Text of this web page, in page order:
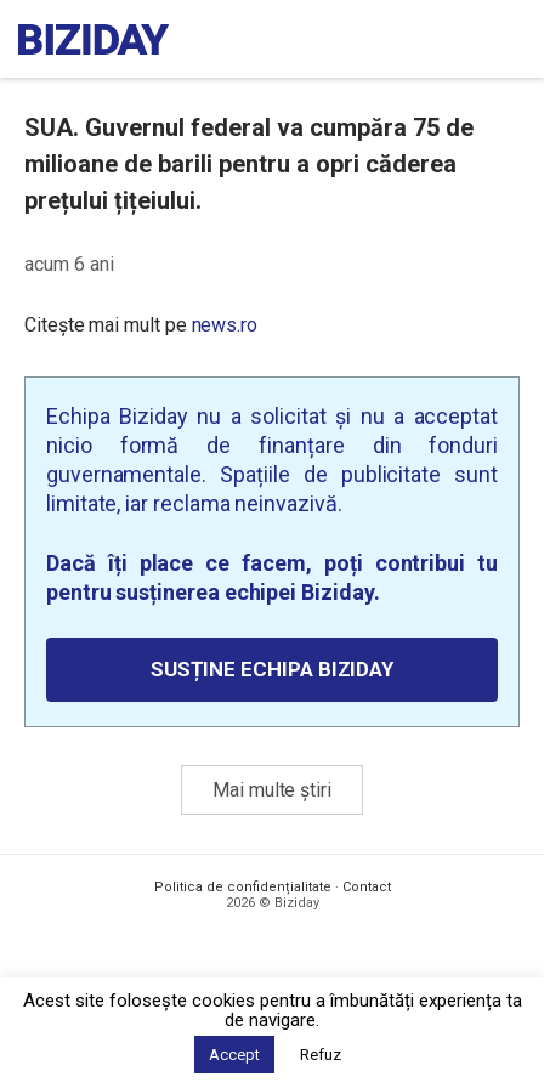
SUA. Guvernul federal va cumpăra 75 de
milioane de barili pentru a opri căderea
prețului țițeiului.
acum 6 ani
Citește mai mult pe news.ro
Echipa Biziday nu a solicitat și nu a acceptat
nicio formă de finanțare din fonduri
guvernamentale. Spațiile de publicitate sunt
limitate, iar reclama neinvazivă.
Dacă îți place ce facem, poți contribui tu
pentru susținerea echipei Biziday.
SUSȚINE ECHIPA BIZIDAY
Mai multe știri
Politica de confidențialitate · Contact
2026 © Biziday
Acest site foloseşte cookies pentru a îmbunătăți experiența ta
de navigare.
Accept Refuz